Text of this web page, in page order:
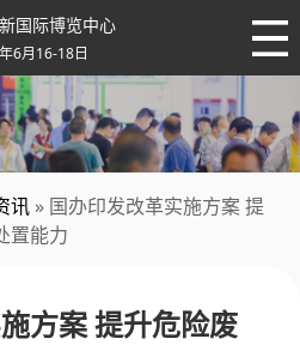
新国际博览中心
6月16-18日
讯 » 国办印发改革实施方案 提
置能力
方案 提升危险废